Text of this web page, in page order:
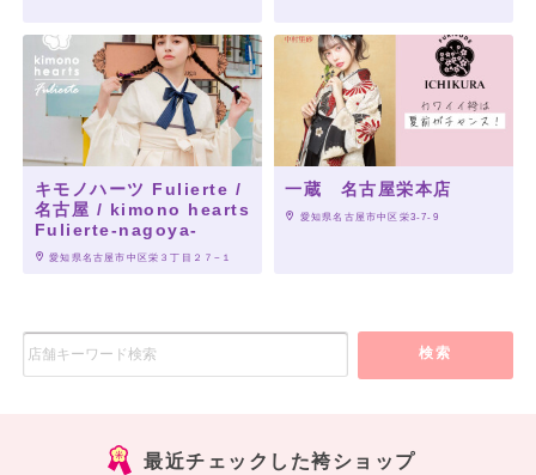
キモノハーツ Fulierte /
名古屋 / kimono hearts
Fulierte-nagoya-
愛知県名古屋市中区栄３丁目２７−１
一蔵 名古屋栄本店
愛知県名古屋市中区栄3-7-9
検索
最近チェックした袴ショップ